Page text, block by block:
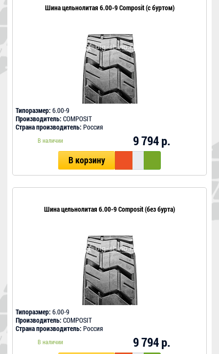
Шина цельнолитая 6.00-9 Composit (с буртом)
Типоразмер: 6.00-9
Производитель: COMPOSIT
Страна производитель: Россия
В наличии 9 794 р.
В корзину
Шина цельнолитая 6.00-9 Composit (без бурта)
Типоразмер: 6.00-9
Производитель: COMPOSIT
Страна производитель: Россия
В наличии 9 794 р.